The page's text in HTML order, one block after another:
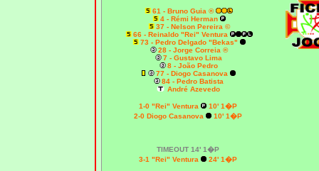
61 - Bruno Guia ®
4 - Rémi Herman
37 - Nelson Pereira ©
66 - Reinaldo "Rei" Ventura
73 - Pedro Delgado "Bekas"
28 - Jorge Correia ®
7 - Gustavo Lima
8 - João Pedro
77 - Diogo Casanova
84 - Pedro Batista
André Azevedo
1-0 "Rei" Ventura
10' 1�P
2-0 Diogo Casanova 10' 1�P
TIMEOUT 14' 1�P
3-1 "Rei" Ventura 24' 1�P